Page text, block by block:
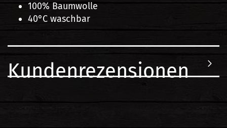
100% Baumwolle
40°C waschbar
Kundenrezensionen